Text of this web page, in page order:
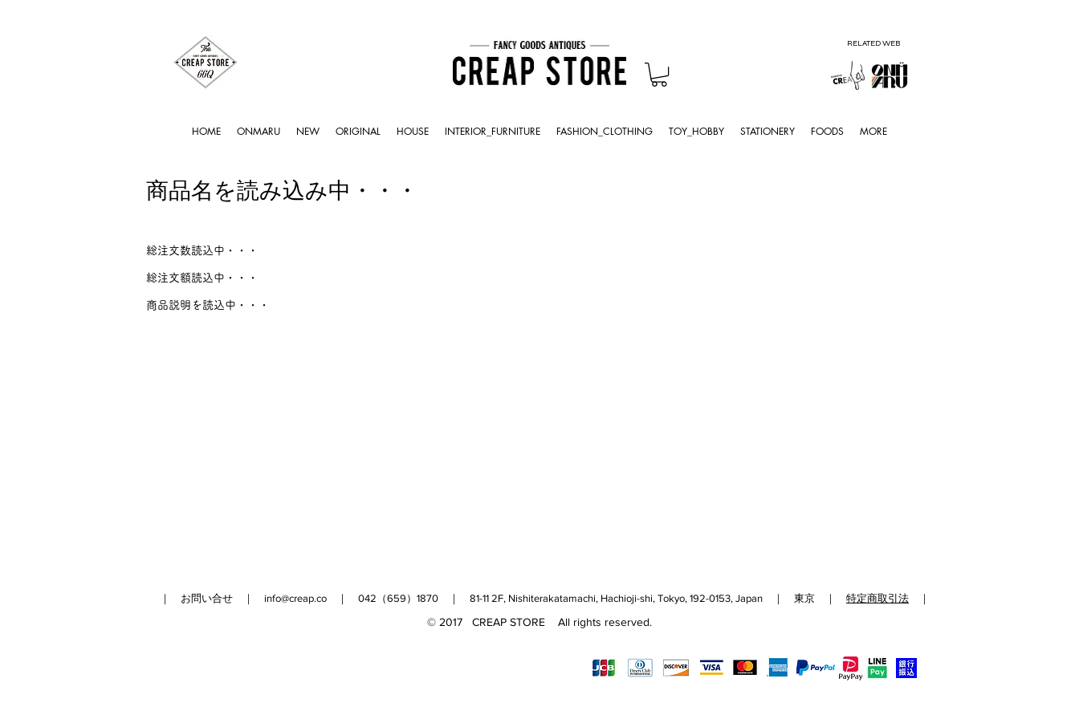
RELATED WEB
HOME ONMARU NEW ORIGINAL HOUSE INTERIOR_FURNITURE FASHION_CLOTHING TOY_HOBBY STATIONERY FOODS MORE
商品名を読み込み中・・・
総注文数読込中・・・
総注文額読込中・・・
商品説明を読込中・・・
｜ お問い合せ ｜ info@creap.co ｜ 042（659）1870 ｜ 81-11 2F, Nishiterakatamachi, Hachioji-shi, Tokyo, 192-0153, Japan ｜ 東京 ｜ 特定商取引法 ｜
© 2017 CREAP STORE All rights reserved.